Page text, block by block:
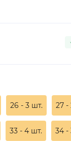
26 - 3 шт. 27 -
33 - 4 шт. 34 -